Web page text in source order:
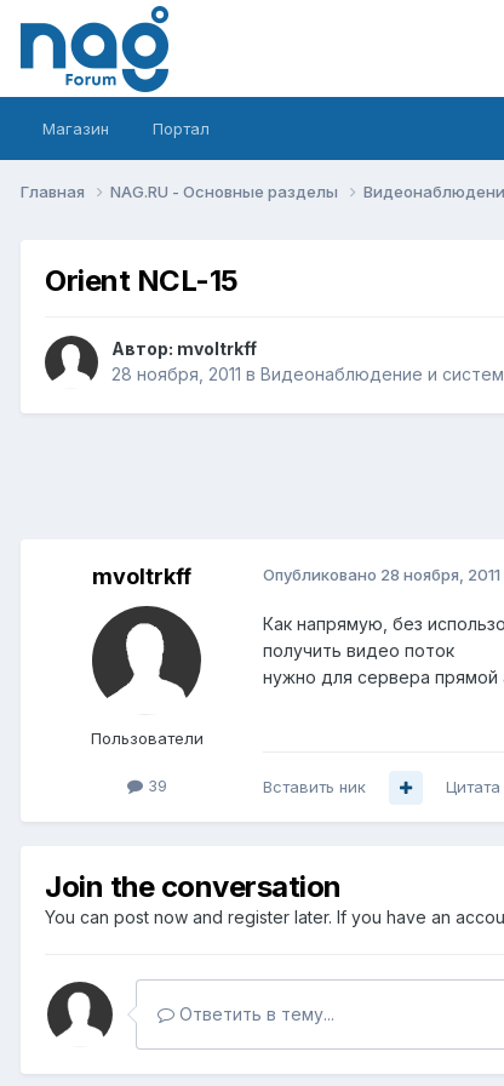
Магазин Портал
Главная NAG.RU - Основные разделы
Orient NCL-15
Автор: mvoltrkff
28 ноября, 2011 в Видеонаблюдение и
mvoltrkff
Пользователи
39
Опубликовано 28 ноября, 2011
Как напрямую, без
получить видео поток
нужно для сервера прямой
Вставить ник Цитата
Join the conversation
You can post now and register later. If you have an
Ответить в тему...